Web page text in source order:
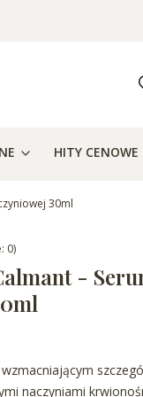
HITY CENOWE
30ml
0)
-
naczyniami